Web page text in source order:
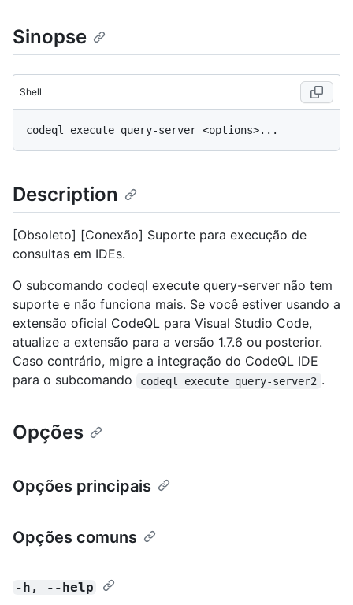
Sinopse
Shell
Description
[Obsoleto] [Conexão] Suporte para execução de
consultas em IDEs.
O subcomando codeql execute query-server não tem
suporte e não funciona mais. Se você estiver usando a
extensão oficial CodeQL para Visual Studio Code,
atualize a extensão para a versão 1.7.6 ou posterior.
Caso contrário, migre a integração do CodeQL IDE
para o subcomando
codeql execute query-server2 .
Opções
Opções principais
Opções comuns
-h, --help